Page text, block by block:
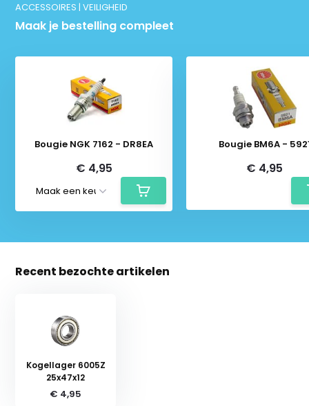
ACCESSOIRES | VEILIGHEID
Maak je bestelling compleet
Bougie NGK 7162 - DR8EA
€ 4,95
Bougie BM6A -
€ 4,95
Recent bezochte artikelen
Kogellager 6005Z
25x47x12
€ 4,95